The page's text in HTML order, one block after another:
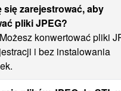
się zarejestrować, aby
pliki JPEG?
konwertować pliki
i bez instalowania